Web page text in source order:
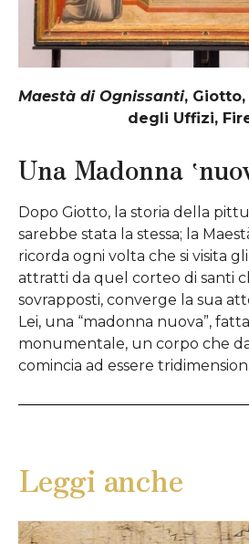
Maestà di Ognissanti, Giotto,
degli Uffizi,
Una Madonna
Dopo Giotto, la storia della
sarebbe stata la stessa; la
ricorda ogni volta che si visita
attratti da quel corteo di santi
sovrapposti, converge la sua
Lei, una “madonna nuova”,
monumentale, un corpo che
comincia ad essere
Leggi anche